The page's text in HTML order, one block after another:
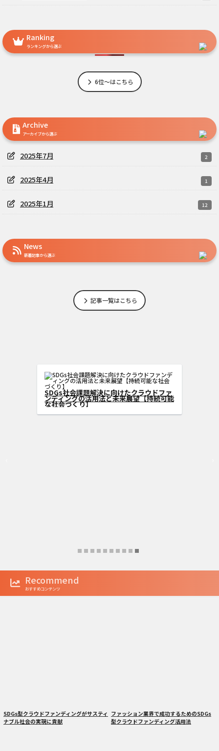
Ranking
ランキングから選ぶ
6位～はこちら
Archive
アーカイブから選ぶ
2025年7月 2
2025年4月 1
2025年1月 12
News
新着記事から選ぶ
記事一覧はこちら
SDGs社会課題解決に向けたクラウドフ
ンディングの活用法と未来展望【持続可
な社会づくり】
Recommend
おすすめコンテンツ
SDGs型クラウドファンディングがサスティ
ナブル社会の実現に貢献
ファッション業界で成功するためのSDGs
型クラウドファンディング活用法